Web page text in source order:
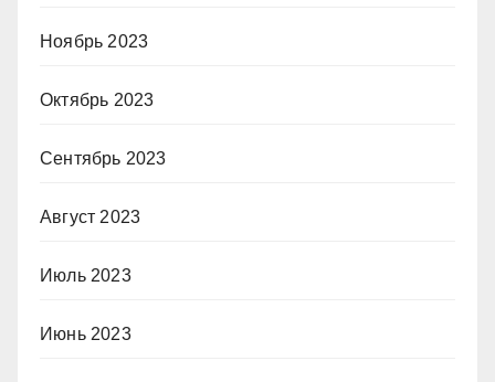
Ноябрь 2023
Октябрь 2023
Сентябрь 2023
Август 2023
Июль 2023
Июнь 2023